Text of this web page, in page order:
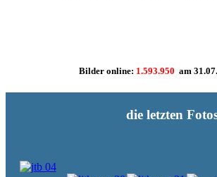
Bilder online: 1.593.950 am
die letzten